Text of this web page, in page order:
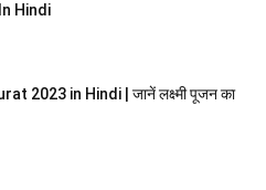
Hindi
2023 in Hindi | जानें लक्ष्मी पूजन का